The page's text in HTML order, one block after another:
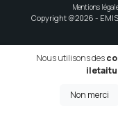
Mentions
Copyright @2026 -
Nous utilisons des
Non merci